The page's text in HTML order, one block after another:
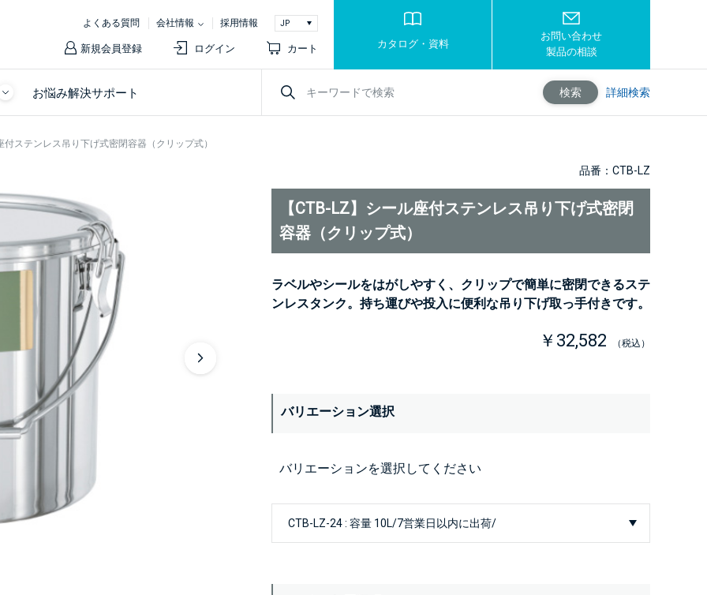
よくある質問 会社情報 採用情報
新規会員登録 ログイン カート カタログ・資料
お問い合わせ
製品の相談
お悩み解決サポート 検索 詳細検索
付ステンレス吊り下げ式密閉容器（クリップ式）
品番：CTB-LZ
【CTB-LZ】シール座付ステンレス吊り下げ式密閉
容器（クリップ式）
ラベルやシールをはがしやすく、クリップで簡単に密閉できるステ
ンレスタンク。持ち運びや投入に便利な吊り下げ取っ手付きです。
￥32,582 （税込）
バリエーション選択
バリエーションを選択してください